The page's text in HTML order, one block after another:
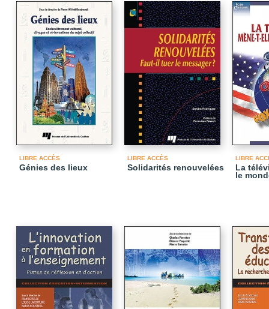
LIBRE ACCÈS
Génies des lieux
LIBRE ACCÈS
Solidarités renouvelées
LIBRE
La
le